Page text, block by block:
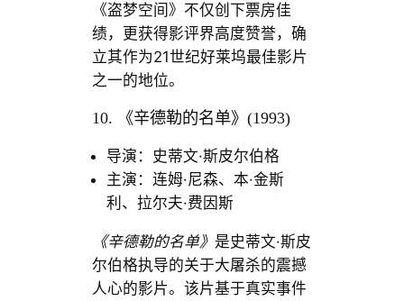
《盗梦空间》不仅创下票房佳
绩，更获得影评界高度赞誉，确
立其作为21世纪好莱坞最佳影片
之一的地位。
10. 《辛德勒的名单》(1993)
导演：史蒂文·斯皮尔伯格
主演：连姆·尼森、本·金斯
利、拉尔夫·费因斯
《辛德勒的名单》 是史蒂文·斯皮
尔伯格执导的关于大屠杀的震撼
人心的影片。该片基于真实事件